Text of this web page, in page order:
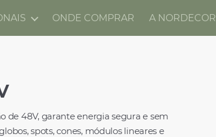
ONDE COMPRAR A NORDECOR
de 48V, garante energia segura e sem
spots, cones, módulos lineares e